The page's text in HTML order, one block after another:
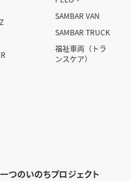
SAMBAR VAN
SAMBAR TRUCK
福祉車両 （トラ
ンスケア）
一つのいのちプロジェクト